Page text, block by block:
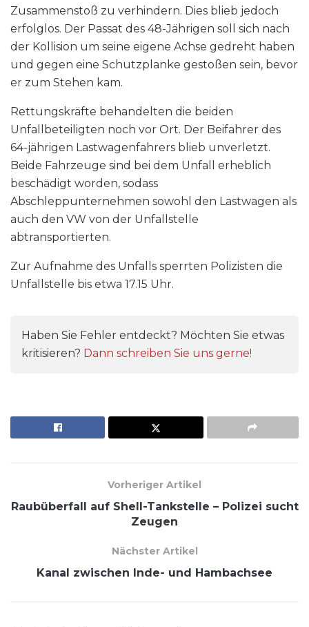
Zusammenstoß zu verhindern. Dies blieb jedoch
erfolglos. Der Passat des 48-Jährigen soll sich nach
der Kollision um seine eigene Achse gedreht haben
und gegen eine Schutzplanke gestoßen sein, bevor
er zum Stehen kam.
Rettungskräfte behandelten die beiden
Unfallbeteiligten noch vor Ort. Der Beifahrer des
64-jährigen Lastwagenfahrers blieb unverletzt.
Beide Fahrzeuge sind bei dem Unfall erheblich
beschädigt worden, sodass
Abschleppunternehmen sowohl den Lastwagen als
auch den VW von der Unfallstelle
abtransportierten.
Zur Aufnahme des Unfalls sperrten Polizisten die
Unfallstelle bis etwa 17.15 Uhr.
Haben Sie Fehler entdeckt? Möchten Sie etwas
kritisieren? Dann schreiben Sie uns gerne!
Vorheriger Artikel
Raubüberfall auf Shell-Tankstelle – Polizei sucht
Zeugen
Nächster Artikel
Kanal zwischen Inde- und Hambachsee